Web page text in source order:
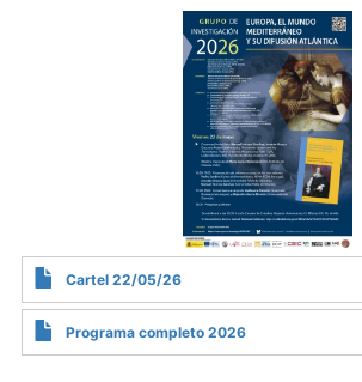
Cartel 22/05/26
Programa completo 2026